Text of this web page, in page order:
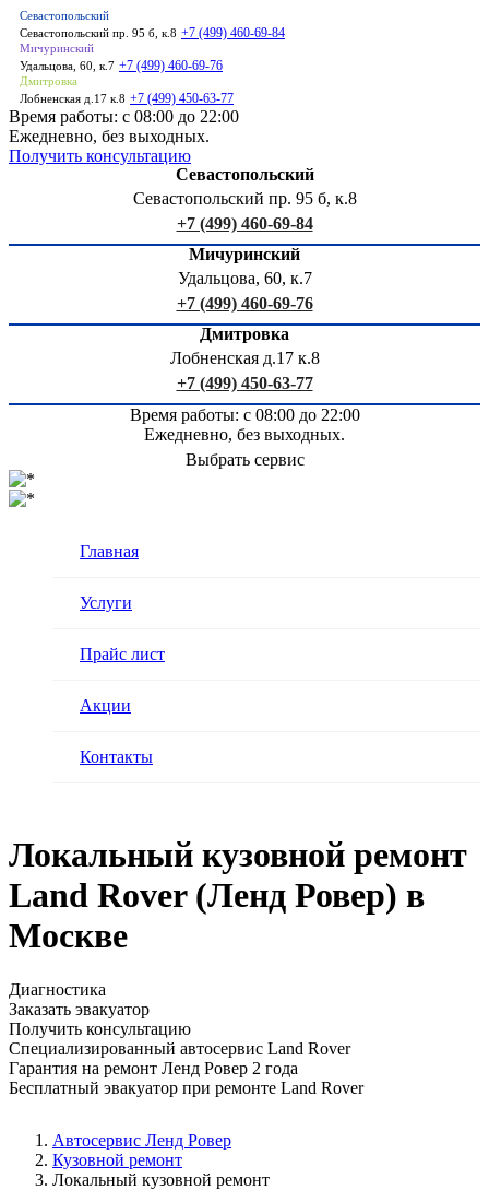
Севастопольский
Севастопольский пр. 95 б, к.8 +7 (499) 460-69-84
Мичуринский
Удальцова, 60, к.7 +7 (499) 460-69-76
Дмитровка
Лобненская д.17 к.8 +7 (499) 450-63-77
Время работы: с 08:00 до 22:00
Ежедневно, без выходных.
Получить консультацию
Севастопольский
Севастопольский пр. 95 б, к.8
+7 (499) 460-69-84
Мичуринский
Удальцова, 60, к.7
+7 (499) 460-69-76
Дмитровка
Лобненская д.17 к.8
+7 (499) 450-63-77
Время работы: с 08:00 до 22:00
Ежедневно, без выходных.
Выбрать сервис
Главная
Услуги
Прайс лист
Акции
Контакты
Локальный кузовной ремонт
Land Rover (Ленд Ровер) в
Москве
Диагностика
Заказать эвакуатор
Получить консультацию
Специализированный автосервис Land Rover
Гарантия на ремонт Ленд Ровер 2 года
Бесплатный эвакуатор при ремонте Land Rover
Автосервис Ленд Ровер
Кузовной ремонт
Локальный кузовной ремонт